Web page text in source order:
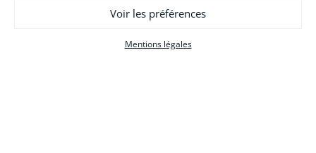
Voir les préférences
Mentions légales